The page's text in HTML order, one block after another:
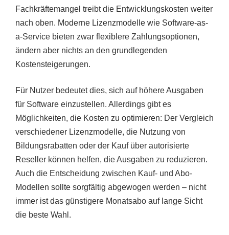
Fachkräftemangel treibt die Entwicklungskosten weiter
nach oben. Moderne Lizenzmodelle wie Software-as-
a-Service bieten zwar flexiblere Zahlungsoptionen,
ändern aber nichts an den grundlegenden
Kostensteigerungen.
Für Nutzer bedeutet dies, sich auf höhere Ausgaben
für Software einzustellen. Allerdings gibt es
Möglichkeiten, die Kosten zu optimieren: Der Vergleich
verschiedener Lizenzmodelle, die Nutzung von
Bildungsrabatten oder der Kauf über autorisierte
Reseller können helfen, die Ausgaben zu reduzieren.
Auch die Entscheidung zwischen Kauf- und Abo-
Modellen sollte sorgfältig abgewogen werden – nicht
immer ist das günstigere Monatsabo auf lange Sicht
die beste Wahl.